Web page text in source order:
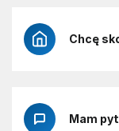
Chcę
Mam